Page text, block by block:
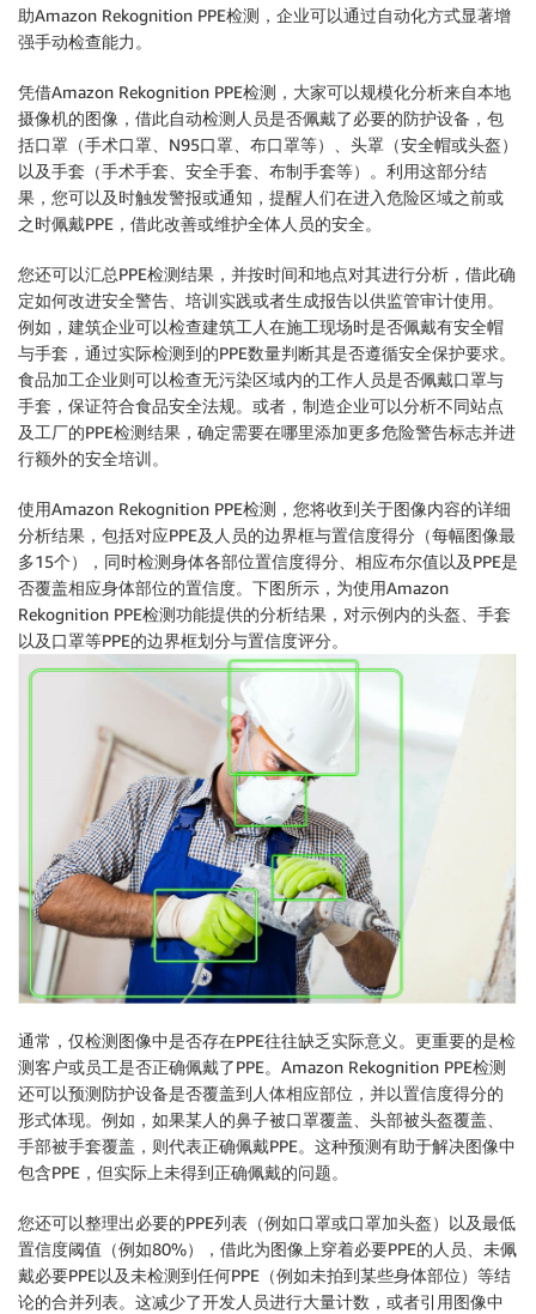
助Amazon Rekognition PPE检测，企业可以通过自动化方式显著增
强手动检查能力。
凭借Amazon Rekognition PPE检测，大家可以规模化分析来自本地
摄像机的图像，借此自动检测人员是否佩戴了必要的防护设备，包
括口罩（手术口罩、N95口罩、布口罩等）、头罩（安全帽或头盔）
以及手套（手术手套、安全手套、布制手套等）。利用这部分结
果，您可以及时触发警报或通知，提醒人们在进入危险区域之前或
之时佩戴PPE，借此改善或维护全体人员的安全。
您还可以汇总PPE检测结果，并按时间和地点对其进行分析，借此确
定如何改进安全警告、培训实践或者生成报告以供监管审计使用。
例如，建筑企业可以检查建筑工人在施工现场时是否佩戴有安全帽
与手套，通过实际检测到的PPE数量判断其是否遵循安全保护要求。
食品加工企业则可以检查无污染区域内的工作人员是否佩戴口罩与
手套，保证符合食品安全法规。或者，制造企业可以分析不同站点
及工厂的PPE检测结果，确定需要在哪里添加更多危险警告标志并进
行额外的安全培训。
使用Amazon Rekognition PPE检测，您将收到关于图像内容的详细
分析结果，包括对应PPE及人员的边界框与置信度得分（每幅图像最
多15个），同时检测身体各部位置信度得分、相应布尔值以及PPE是
否覆盖相应身体部位的置信度。下图所示，为使用Amazon
Rekognition PPE检测功能提供的分析结果，对示例内的头盔、手套
以及口罩等PPE的边界框划分与置信度评分。
通常，仅检测图像中是否存在PPE往往缺乏实际意义。更重要的是检
测客户或员工是否正确佩戴了PPE。Amazon Rekognition PPE检测
还可以预测防护设备是否覆盖到人体相应部位，并以置信度得分的
形式体现。例如，如果某人的鼻子被口罩覆盖、头部被头盔覆盖、
手部被手套覆盖，则代表正确佩戴PPE。这种预测有助于解决图像中
包含PPE，但实际上未得到正确佩戴的问题。
您还可以整理出必要的PPE列表（例如口罩或口罩加头盔）以及最低
置信度阈值（例如80%），借此为图像上穿着必要PPE的人员、未佩
戴必要PPE以及未检测到任何PPE（例如未拍到某些身体部位）等结
论的合并列表。这减少了开发人员进行大量计数，或者引用图像中